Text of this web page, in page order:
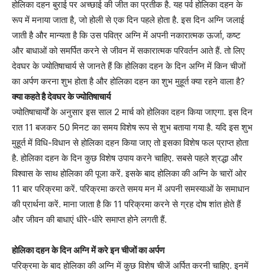
होलिका दहन बुराई पर अच्छाई की जीत का प्रतीक है. यह पर्व होलिका दहन के
रूप में मनाया जाता है, जो होली से एक दिन पहले होता है. इस दिन अग्नि जलाई
जाती है और मान्यता है कि उस पवित्र अग्नि में अपनी नकारात्मक ऊर्जा, कष्ट
और बाधाओं को समर्पित करने से जीवन में सकारात्मक परिवर्तन आते हैं. तो लिए
देवघर के ज्योतिषाचार्य से जानते हैं कि होलिका दहन के दिन अग्नि में किन चीजों
का अर्पण करना शुभ होता है और होलिका दहन का शुभ मुहूर्त क्या रहने वाला है?
क्या कहते है देवघर के ज्योतिषाचार्य
ज्योतिषाचार्यों के अनुसार इस साल 2 मार्च को होलिका दहन किया जाएगा. इस दिन
रात 11 बजकर 50 मिनट का समय विशेष रूप से शुभ बताया गया है. यदि इस शुभ
मुहूर्त में विधि-विधान से होलिका दहन किया जाए तो इसका विशेष फल प्राप्त होता
है. होलिका दहन के दिन कुछ विशेष उपाय करने चाहिए. सबसे पहले श्रद्धा और
विश्वास के साथ होलिका की पूजा करें. इसके बाद होलिका की अग्नि के चारों ओर
11 बार परिक्रमा करें. परिक्रमा करते समय मन में अपनी समस्याओं के समाधान
की प्रार्थना करें. माना जाता है कि 11 परिक्रमा करने से ग्रह दोष शांत होते हैं
और जीवन की बाधाएं धीरे-धीरे समाप्त होने लगती हैं.
होलिका दहन के दिन अग्नि में करे इन चीजों का अर्पण
परिक्रमा के बाद होलिका की अग्नि में कुछ विशेष चीजें अर्पित करनी चाहिए. इनमें